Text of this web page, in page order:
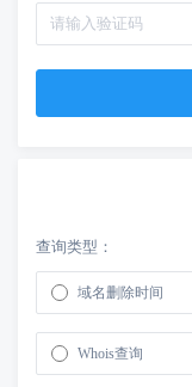
查询类型：
域名删除时间
Whois查询